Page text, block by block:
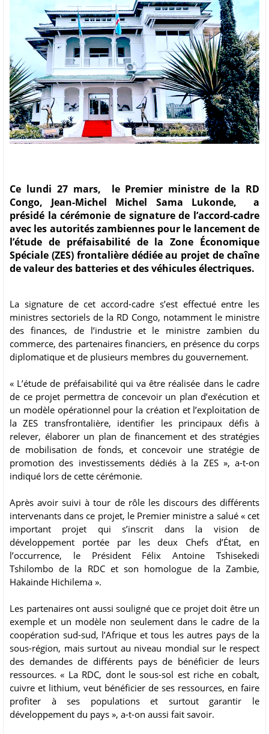
Ce lundi 27 mars, le Premier ministre de la RD
Congo, Jean-Michel Michel Sama Lukonde, a
présidé la cérémonie de signature de l’accord-cadre
avec les autorités zambiennes pour le lancement de
l’étude de préfaisabilité de la Zone Économique
Spéciale (ZES) frontalière dédiée au projet de chaîne
de valeur des batteries et des véhicules électriques.
La signature de cet accord-cadre s’est effectué entre les
ministres sectoriels de la RD Congo, notamment le ministre
des finances, de l’industrie et le ministre zambien du
commerce, des partenaires financiers, en présence du corps
diplomatique et de plusieurs membres du gouvernement.
« L’étude de préfaisabilité qui va être réalisée dans le cadre
de ce projet permettra de concevoir un plan d’exécution et
un modèle opérationnel pour la création et l’exploitation de
la ZES transfrontalière, identifier les principaux défis à
relever, élaborer un plan de financement et des stratégies
de mobilisation de fonds, et concevoir une stratégie de
promotion des investissements dédiés à la ZES », a-t-on
indiqué lors de cette cérémonie.
Après avoir suivi à tour de rôle les discours des différents
intervenants dans ce projet, le Premier ministre a salué « cet
important projet qui s’inscrit dans la vision de
développement portée par les deux Chefs d’État, en
l’occurrence, le Président Félix Antoine Tshisekedi
Tshilombo de la RDC et son homologue de la Zambie,
Hakainde Hichilema ».
Les partenaires ont aussi souligné que ce projet doit être un
exemple et un modèle non seulement dans le cadre de la
coopération sud-sud, l’Afrique et tous les autres pays de la
sous-région, mais surtout au niveau mondial sur le respect
des demandes de différents pays de bénéficier de leurs
ressources. « La RDC, dont le sous-sol est riche en cobalt,
cuivre et lithium, veut bénéficier de ses ressources, en faire
profiter à ses populations et surtout garantir le
développement du pays », a-t-on aussi fait savoir.